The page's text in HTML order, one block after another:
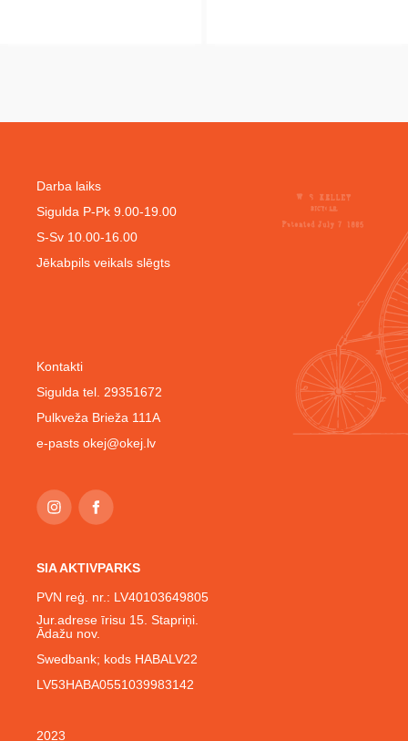
Kontakti
Sigulda tel. 29351672
Pulkveža Brieža 111A
e-pasts okej@okej.lv
Darba laiks
Sigulda P-Pk 9.00-19.00
S-Sv 10.00-16.00
Jēkabpils veikals slēgts
SIA AKTIVPARKS
PVN reģ. nr.: LV40103649805
Jur.adrese īrisu 15. Stapriņi.
Ādažu nov.
Swedbank; kods HABALV22
LV53HABA0551039983142
2023